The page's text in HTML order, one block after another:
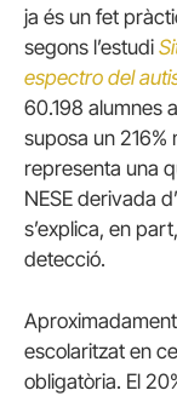
ja és un fet
segons l’estudi
espectro del
60.198 alumnes
suposa un 216%
representa una
NESE derivada
s’explica, en
detecció.
escolaritzat en
obligatòria. El